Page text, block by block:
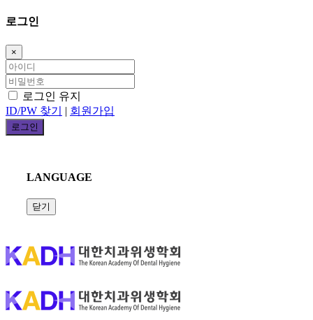
로그인
×
로그인 유지
ID/PW 찾기
| 회원가입
LANGUAGE
닫기